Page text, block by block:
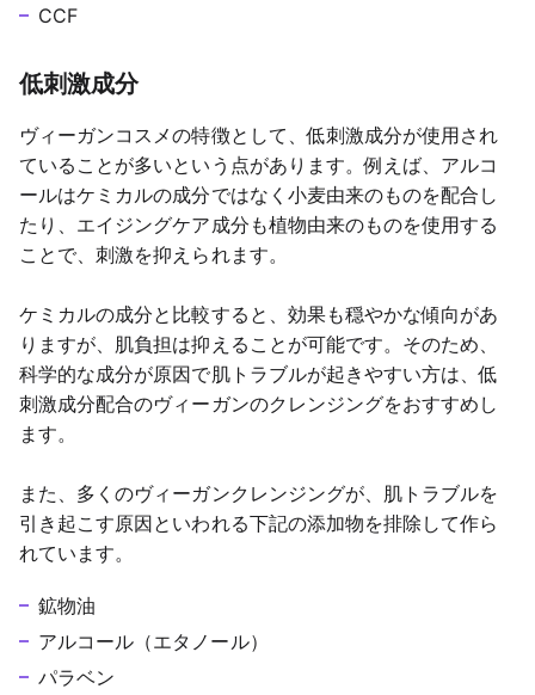
CCF
低刺激成分
ヴィーガンコスメの特徴として、低刺激成分が使用され
ていることが多いという点があります。例えば、アルコ
ールはケミカルの成分ではなく小麦由来のものを配合し
たり、エイジングケア成分も植物由来のものを使用する
ことで、刺激を抑えられます。
ケミカルの成分と比較すると、効果も穏やかな傾向があ
りますが、肌負担は抑えることが可能です。そのため、
科学的な成分が原因で肌トラブルが起きやすい方は、低
刺激成分配合のヴィーガンのクレンジングをおすすめし
ます。
また、多くのヴィーガンクレンジングが、肌トラブルを
引き起こす原因といわれる下記の添加物を排除して作ら
れています。
鉱物油
アルコール（エタノール）
パラベン